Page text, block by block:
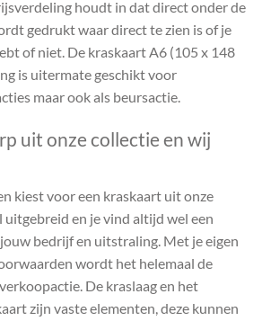
houdt in dat direct onder de
gedrukt waar direct te zien is of je
of niet. De kraskaart A6 (105 x 148
is uitermate geschikt voor
maar ook als beursactie.
uit onze collectie en wij
kiest voor een kraskaart uit onze
uitgebreid en je vind altijd wel een
bedrijf en uitstraling. Met je eigen
wordt het helemaal de
De kraslaag en het
zijn vaste elementen, deze kunnen